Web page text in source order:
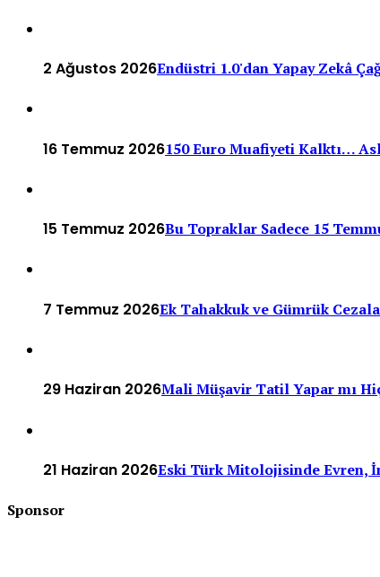
2 Ağustos 2026Endüstri 1.0'dan Yapay Zekâ
16 Temmuz 2026150 Euro Muafiyeti Kalktı…
15 Temmuz 2026Bu Topraklar Sadece 15
7 Temmuz 2026Ek Tahakkuk ve Gümrük
29 Haziran 2026Mali Müşavir Tatil Yapar mı
21 Haziran 2026Eski Türk Mitolojisinde Evren,
Sponsor